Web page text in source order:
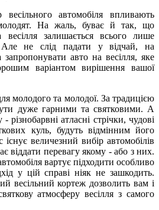
автомобіля впливають
На жаль, буває й так, що
залишається всього лише
Але не слід падати у відчай, на
авто на весілля, яке
варіантом вирішення вашої
молодого та молодої. За традицією
дуже гарними та святковими. А
різнобарвні атласні стрічки, чудові
куль, будуть відмінним його
величезний вибір автомобілів
віддати перевагу якому - або з них.
вартує підходити особливо
у цій справі ніяк не зашкодить.
весільний кортеж дозволить вам і
атмосферу весілля з самого